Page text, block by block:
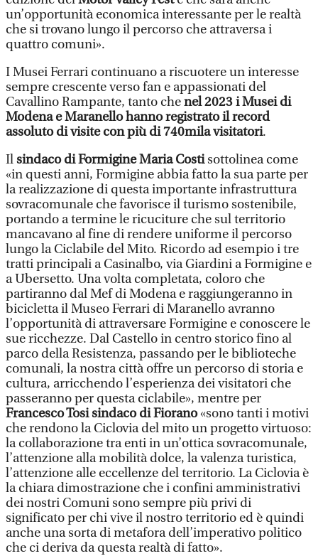
un’opportunità economica interessante per le realtà
che si trovano lungo il percorso che attraversa i
quattro comuni».
I Musei Ferrari continuano a riscuotere un interesse
sempre crescente verso fan e appassionati del
Cavallino Rampante, tanto chenel 2023 i Musei di
Modena e Maranello hanno registrato il record
assoluto di visite con più di 740mila visitatori.
Ilsindaco di Formigine Maria Costisottolinea come
«in questi anni, Formigine abbia fatto la sua parte per
la realizzazione di questa importante infrastruttura
sovracomunale che favorisce il turismo sostenibile,
portando a termine le ricuciture che sul territorio
mancavano al fine di rendere uniforme il percorso
lungo la Ciclabile del Mito. Ricordo ad esempio i tre
tratti principali a Casinalbo, via Giardini a Formigine e
a Ubersetto. Una volta completata, coloro che
partiranno dal Mef di Modena e raggiungeranno in
bicicletta il Museo Ferrari di Maranello avranno
l’opportunità di attraversare Formigine e conoscere le
sue ricchezze. Dal Castello in centro storico fino al
parco della Resistenza, passando per le biblioteche
comunali, la nostra città offre un percorso di storia e
cultura, arricchendo l’esperienza dei visitatori che
passeranno per questa ciclabile», mentre per
Francesco Tosi sindaco di Fiorano«sono tanti i motivi
che rendono la Ciclovia del mito un progetto virtuoso:
la collaborazione tra enti in un’ottica sovracomunale,
l’attenzione alla mobilità dolce, la valenza turistica,
l’attenzione alle eccellenze del territorio. La Ciclovia è
la chiara dimostrazione che i confini amministrativi
dei nostri Comuni sono sempre più privi di
significato per chi vive il nostro territorio ed è quindi
anche una sorta di metafora dell’imperativo politico
che ci deriva da questa realtà di fatto».